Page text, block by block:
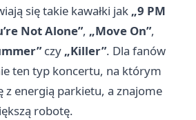
się takie kawałki jak „9 PM
Not Alone”, „Move On”,
czy „Killer”. Dla fanów
ten typ koncertu, na którym
z energią parkietu, a znajome
robotę.